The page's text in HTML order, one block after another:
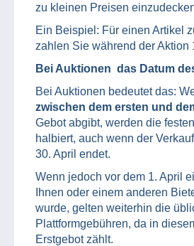
zu kleinen Preisen
Ein Beispiel: Für einen Artikel
zahlen Sie während der Aktion
Bei Auktionen das Datum
Bei Auktionen bedeutet das:
zwischen dem ersten und
Gebot abgibt, werden die
halbiert, auch wenn der
30. April endet.
Wenn jedoch vor dem 1. April
Ihnen oder einem anderen
wurde, gelten weiterhin die
Plattformgebühren, da in
Erstgebot zählt.